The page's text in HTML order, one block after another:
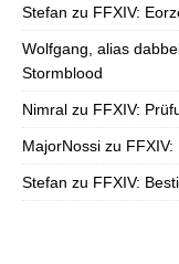
Stefan zu FFXIV:
Wolfgang, alias
Stormblood
Nimral zu FFXIV:
MajorNossi zu
Stefan zu FFXIV: